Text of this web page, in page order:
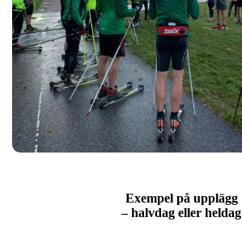
Exempel på upplägg
– halvdag eller heldag